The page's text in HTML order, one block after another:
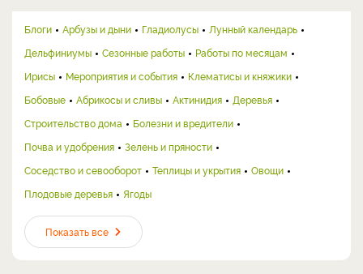
Блоги Арбузы и дыни Гладиолусы
Лунный календарь
Дельфиниумы
Сезонные работы
Работы по месяцам
Ирисы
Мероприятия и события
Клематисы и княжики
Бобовые
Абрикосы и сливы Актинидия
Деревья
Строительство дома
Болезни и вредители
Почва и удобрения
Зелень и пряности
Соседство и севооборот
Теплицы и укрытия
Овощи
Плодовые деревья
Ягоды
Показать все